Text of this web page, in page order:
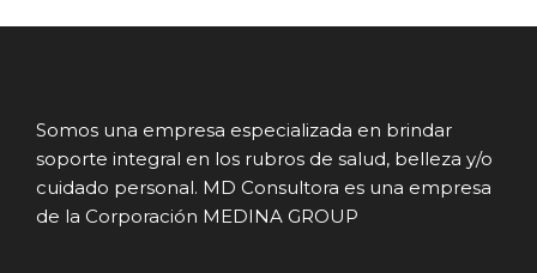
Somos una empresa especializada en brindar
soporte integral en los rubros de salud, belleza y/o
cuidado personal. MD Consultora es una empresa
de la Corporación MEDINA GROUP